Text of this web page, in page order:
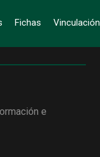
Fichas Vinculación
e